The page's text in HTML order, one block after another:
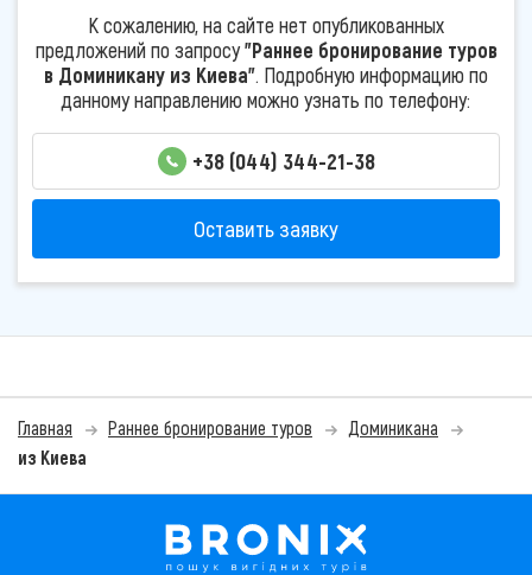
К сожалению, на сайте нет опубликованных
предложений по запросу"Раннее бронирование туров
в Доминикану из Киева". Подробную информацию по
данному направлению можно узнать по телефону:
+38 (044) 344-21-38
Оставить заявку
Главная Раннее бронирование туров
Доминикана
из Киева